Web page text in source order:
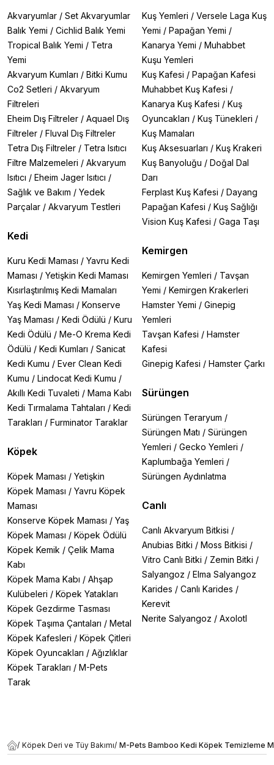
Akvaryumlar / Set Akvaryumlar
Balık Yemi / Cichlid Balık Yemi
Tropical Balık Yemi / Tetra
Yemi
Akvaryum Kumları / Bitki Kumu
Co2 Setleri / Akvaryum
Filtreleri
Eheim Dış Filtreler / Aquael Dış
Filtreler / Fluval Dış Filtreler
Tetra Dış Filtreler / Tetra Isıtıcı
Filtre Malzemeleri / Akvaryum
Isıtıcı / Eheim Jager Isıtıcı /
Sağlık ve Bakım / Yedek
Parçalar / Akvaryum Testleri
Kedi
Kuru Kedi Maması / Yavru Kedi
Maması / Yetişkin Kedi Maması
Kısırlaştırılmış Kedi Mamaları
Yaş Kedi Maması / Konserve
Yaş Maması / Kedi Ödülü / Kuru
Kedi Ödülü / Me-O Krema Kedi
Ödülü / Kedi Kumları / Sanicat
Kedi Kumu / Ever Clean Kedi
Kumu / Lindocat Kedi Kumu /
Akıllı Kedi Tuvaleti / Mama Kabı
Kedi Tırmalama Tahtaları / Kedi
Tarakları / Furminator Taraklar
Köpek
Köpek Maması / Yetişkin
Köpek Maması / Yavru Köpek
Maması
Konserve Köpek Maması / Yaş
Köpek Maması / Köpek Ödülü
Köpek Kemik / Çelik Mama
Kabı
Köpek Mama Kabı / Ahşap
Kulübeleri / Köpek Yatakları
Köpek Gezdirme Tasması
Köpek Taşıma Çantaları / Metal
Köpek Kafesleri / Köpek Çitleri
Köpek Oyuncakları / Ağızlıklar
Köpek Tarakları / M-Pets
Tarak
Kuş Yemleri / Versele Laga Kuş
Yemi / Papağan Yemi /
Kanarya Yemi / Muhabbet
Kuşu Yemleri
Kuş Kafesi / Papağan Kafesi
Muhabbet Kuş Kafesi /
Kanarya Kuş Kafesi / Kuş
Oyuncakları / Kuş Tünekleri /
Kuş Mamaları
Kuş Aksesuarları / Kuş Krakeri
Kuş Banyoluğu / Doğal Dal
Darı
Ferplast Kuş Kafesi / Dayang
Papağan Kafesi / Kuş Sağlığı
Vision Kuş Kafesi / Gaga Taşı
Kemirgen
Kemirgen Yemleri / Tavşan
Yemi / Kemirgen Krakerleri
Hamster Yemi / Ginepig
Yemleri
Tavşan Kafesi / Hamster
Kafesi
Ginepig Kafesi / Hamster Çarkı
Sürüngen
Sürüngen Teraryum /
Sürüngen Matı / Sürüngen
Yemleri / Gecko Yemleri /
Kaplumbağa Yemleri /
Sürüngen Aydınlatma
Canlı
Canlı Akvaryum Bitkisi /
Anubias Bitki / Moss Bitkisi /
Vitro Canlı Bitki / Zemin Bitki /
Salyangoz / Elma Salyangoz
Karides / Canlı Karides /
Kerevit
Nerite Salyangoz / Axolotl
/ Köpek Deri ve Tüy Bakımı/ M-Pets Bamboo Kedi Köpek Temizleme